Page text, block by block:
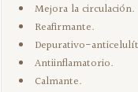
Mejora la circulación.
Reafirmante.
Depurativo-
Antiinflamatorio.
Calmante.